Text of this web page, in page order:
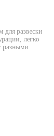
для развески
легко
разными